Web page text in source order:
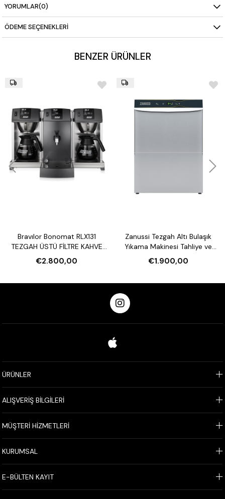
YORUMLAR(0)
ÖDEME SEÇENEKLERI
BENZER ÜRÜNLER
Bravılor Bonomat RLX131
TEZGAH ÜSTÜ FİLTRE KAHVE
MAKİNESİ VE SU ISITICI
€2.800,00
Zanussi Tezgah Altı Bulaşık
Yıkama Makinesi Tahliye ve
Parlatıcı Pompalı
€1.900,00
ÜRÜNLER
ALIŞVERİŞ BİLGİLERİ
MÜŞTERİ HİZMETLERİ
KURUMSAL
E-BÜLTEN KAYIT